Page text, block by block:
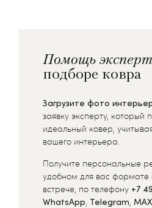
Помощь
подборе ковра
Загрузите фото
заявку эксперту, который
идеальный ковер,
вашего интерьера.
Получите персональные
удобном для вас формате
встрече, по телефону +7
WhatsApp, Telegram, MAX